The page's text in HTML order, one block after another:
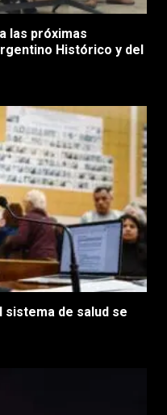
las próximas
Histórico y del
sistema de salud se